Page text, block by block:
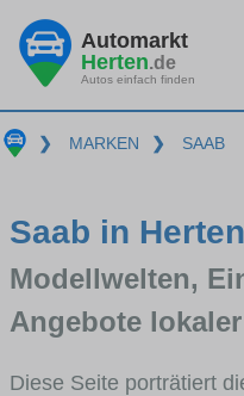
Automarkt
Herten.de
Autos einfach finden
❯ MARKEN ❯ SAAB
Saab in
Modellwelten,
Angebote
Diese Seite porträtiert